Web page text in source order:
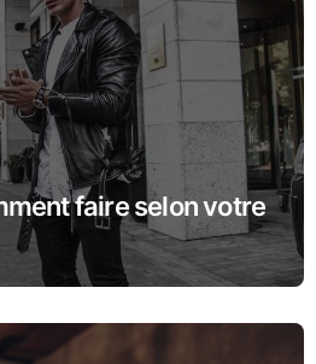
faire selon votre